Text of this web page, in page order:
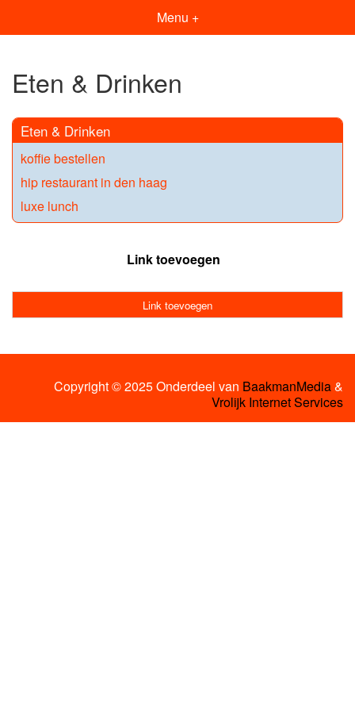
Menu +
Eten & Drinken
Eten & Drinken
koffie bestellen
hip restaurant in den haag
luxe lunch
Link toevoegen
Link toevoegen
Copyright © 2025 Onderdeel van BaakmanMedia&
Vrolijk Internet Services